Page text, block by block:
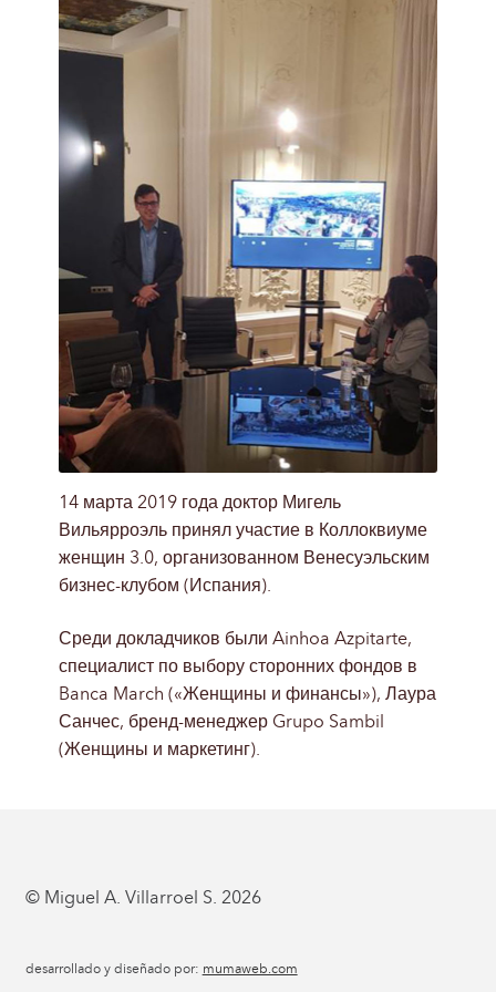
14 марта 2019 года доктор Мигель
Вильярроэль принял участие в Коллоквиуме
женщин 3.0, организованном Венесуэльским
бизнес-клубом (Испания).
Среди докладчиков были Ainhoa Azpitarte,
специалист по выбору сторонних фондов в
Banca March («Женщины и финансы»), Лаура
Санчес, бренд-менеджер Grupo Sambil
(Женщины и маркетинг).
© Miguel A. Villarroel S. 2026
desarrollado y diseñado por: mumaweb.com